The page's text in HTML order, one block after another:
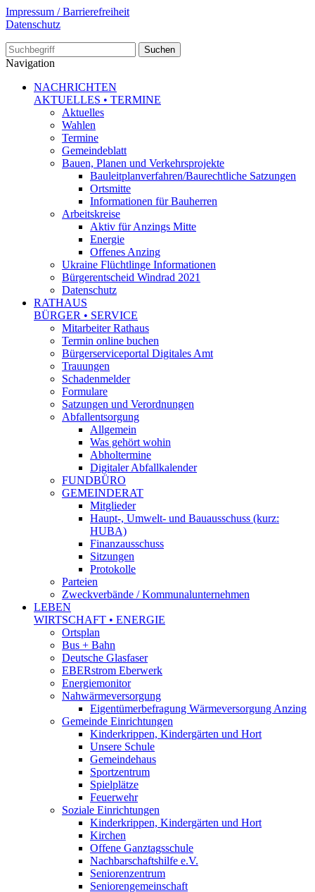
Impressum / Barrierefreiheit
Datenschutz
Suche
Navigation
NACHRICHTEN
AKTUELLES • TERMINE
Aktuelles
Wahlen
Termine
Gemeindeblatt
Bauen, Planen und Verkehrsprojekte
Bauleitplanverfahren/Baurechtliche Satzungen
Ortsmitte
Informationen für Bauherren
Arbeitskreise
Aktiv für Anzings Mitte
Energie
Offenes Anzing
Ukraine Flüchtlinge Informationen
Bürgerentscheid Windrad 2021
Datenschutz
RATHAUS
BÜRGER • SERVICE
Mitarbeiter Rathaus
Termin online buchen
Bürgerserviceportal Digitales Amt
Trauungen
Schadenmelder
Formulare
Satzungen und Verordnungen
Abfallentsorgung
Allgemein
Was gehört wohin
Abholtermine
Digitaler Abfallkalender
FUNDBÜRO
GEMEINDERAT
Mitglieder
Haupt-, Umwelt- und Bauausschuss (kurz:
HUBA)
Finanzausschuss
Sitzungen
Protokolle
Parteien
Zweckverbände / Kommunalunternehmen
LEBEN
WIRTSCHAFT • ENERGIE
Ortsplan
Bus + Bahn
Deutsche Glasfaser
EBERstrom Eberwerk
Energiemonitor
Nahwärmeversorgung
Eigentümerbefragung Wärmeversorgung Anzing
Gemeinde Einrichtungen
Kinderkrippen, Kindergärten und Hort
Unsere Schule
Gemeindehaus
Sportzentrum
Spielplätze
Feuerwehr
Soziale Einrichtungen
Kinderkrippen, Kindergärten und Hort
Kirchen
Offene Ganztagsschule
Nachbarschaftshilfe e.V.
Seniorenzentrum
Seniorengemeinschaft